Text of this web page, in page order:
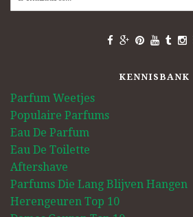
KENNISBANK
Parfum Weetjes
Populaire Parfums
Eau De Parfum
Eau De Toilette
Aftershave
Parfums Die Lang Blijven Hangen
Herengeuren Top 10